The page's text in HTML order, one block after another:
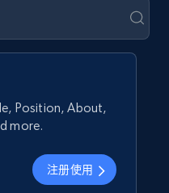
Position, About,
more.
注册使用